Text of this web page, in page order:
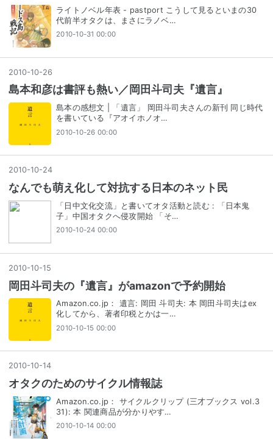
ライトノベル年表 - pastport こうして見るといまの30
代前半オタクは、まさにラノベ…
2010-10-31 00:00
2010-10-26
島本和彦は書評も熱い／岡田斗司夫『遺言』
島本の感想文 | 「遺言」 岡田斗司夫さんの新刊 同じ時代
を書いている『アオイホノオ…
2010-10-26 00:00
2010-10-24
なんでも萌え化して対抗する日本のネット民
「日中文化交流」と書いてオタ活動と読む : 「日本鬼
子」中国オタクへ侵攻開始 「そ…
2010-10-24 00:00
2010-10-15
岡田斗司夫の『遺言』がamazonで予約開始
Amazon.co.jp： 遺言: 岡田 斗司夫: 本 岡田斗司夫はex
化してから、著者印税とかは一…
2010-10-15 00:00
2010-10-14
オタクのためのサイクル情報誌
Amazon.co.jp： サイクルクリップ (三才ブックス vol.3
31): 本 関連商品が分かりやす…
2010-10-14 00:00